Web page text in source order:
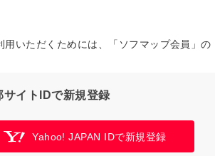
用いただくためには、「ソフマップ会員」の
サイトIDで新規登録
Yahoo! JAPAN IDで新規登録